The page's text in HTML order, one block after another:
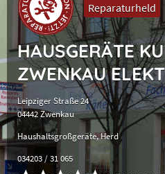
Reparaturheld
HAUSGERÄTE
ZWENKAU
Leipziger Straße 24
04442 Zwenkau
Haushaltsgroßgeräte Herd
034203 / 31 065